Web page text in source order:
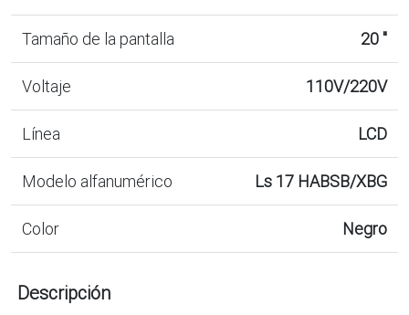
Tamaño de la pantalla 20 "
Voltaje 110V/220V
Línea LCD
Modelo alfanumérico Ls 17 HABSB/XBG
Color Negro
Descripción